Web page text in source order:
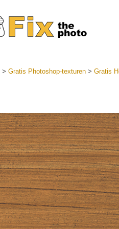
collecties
Mobiele
> Gratis Photoshop-texturen> Gratis